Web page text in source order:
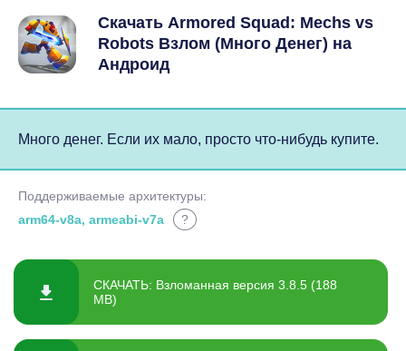
Скачать Armored Squad: Mechs vs
Robots Взлом (Много Денег) на
Андроид
Много денег. Если их мало, просто что-нибудь купите.
Поддерживаемые архитектуры:
arm64-v8a, armeabi-v7a
?
СКАЧАТЬ: Взломанная версия 3.8.5 (188
MB)